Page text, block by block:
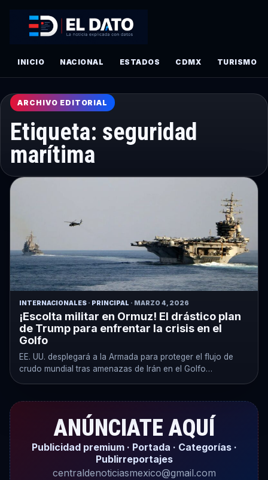
INICIO NACIONAL ESTADOS CDMX TURISMO
ARCHIVO EDITORIAL
Etiqueta: seguridad
marítima
INTERNACIONALES · PRINCIPAL · MARZO 4, 2026
¡Escolta militar en Ormuz! El drástico plan
de Trump para enfrentar la crisis en el
Golfo
EE. UU. desplegará a la Armada para proteger el flujo de
crudo mundial tras amenazas de Irán en el Golfo…
ANÚNCIATE AQUÍ
Publicidad premium · Portada · Categorías ·
Publirreportajes
centraldenoticiasmexico@gmail.com